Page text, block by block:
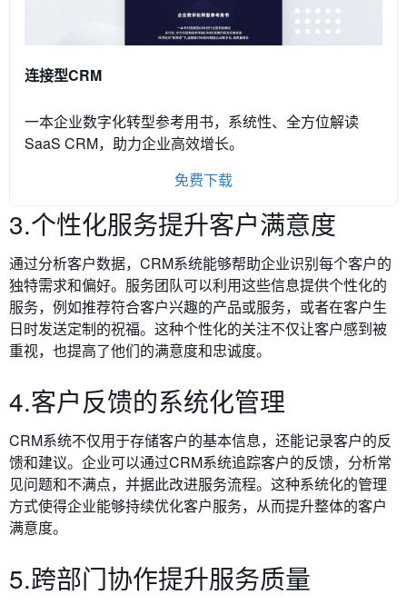
连接型CRM
一本企业数字化转型参考用书，系统性、全方位解读
SaaS CRM，助力企业高效增长。
免费下载
3.个性化服务提升客户满意度
通过分析客户数据，CRM系统能够帮助企业识别每个客户的
独特需求和偏好。服务团队可以利用这些信息提供个性化的
服务，例如推荐符合客户兴趣的产品或服务，或者在客户生
日时发送定制的祝福。这种个性化的关注不仅让客户感到被
重视，也提高了他们的满意度和忠诚度。
4.客户反馈的系统化管理
CRM系统不仅用于存储客户的基本信息，还能记录客户的反
馈和建议。企业可以通过CRM系统追踪客户的反馈，分析常
见问题和不满点，并据此改进服务流程。这种系统化的管理
方式使得企业能够持续优化客户服务，从而提升整体的客户
满意度。
5.跨部门协作提升服务质量